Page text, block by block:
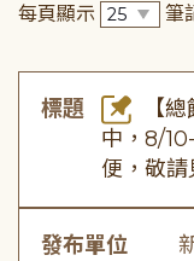
每頁顯示 筆
標題
【
中，8/
便，敬請
發布單位